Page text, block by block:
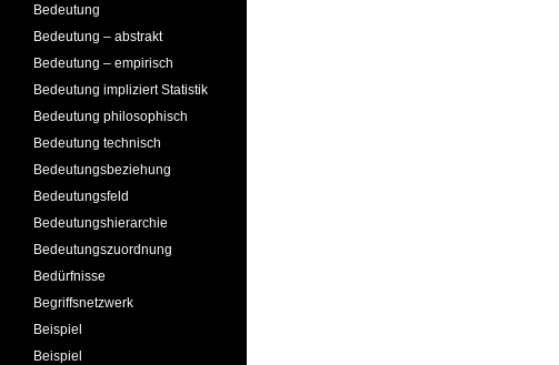
Bedeutung
Bedeutung – abstrakt
Bedeutung – empirisch
Bedeutung impliziert Statistik
Bedeutung philosophisch
Bedeutung technisch
Bedeutungsbeziehung
Bedeutungsfeld
Bedeutungshierarchie
Bedeutungszuordnung
Bedürfnisse
Begriffsnetzwerk
Beispiel
Beispiel